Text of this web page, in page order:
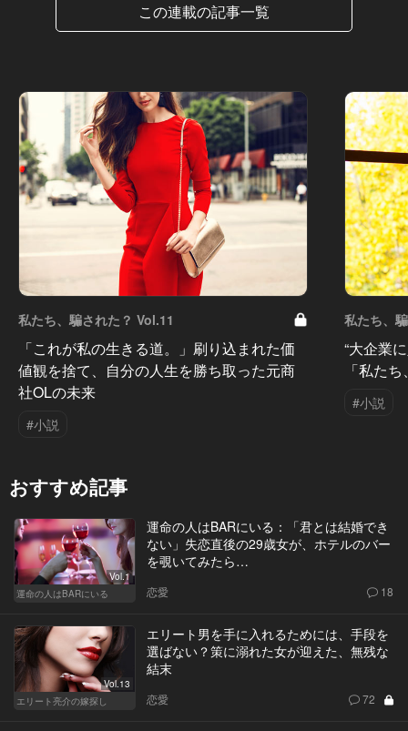
この連載の記事一覧
私たち、騙された？ Vol.11
「これが私の生きる道。」刷り込まれた価
値観を捨て、自分の人生を勝ち取った元商
社OLの未来
#小説
私たち、
“大企業
「私た
#小説
おすすめ記事
Vol.1
運命の人はBARにいる
運命の人はBARにいる：「君とは結婚でき
ない」失恋直後の29歳女が、ホテルのバー
を覗いてみたら…
恋愛 18
Vol.13
エリート亮介の嫁探し
エリート男を手に入れるためには、手段を
選ばない？策に溺れた女が迎えた、無残な
結末
恋愛 72